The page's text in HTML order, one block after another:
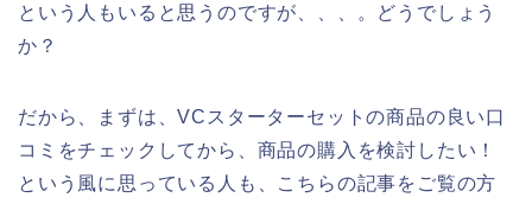
という人もいると思うのですが、、、。どうでしょう
か？
だから、まずは、VCスターターセットの商品の良い口
コミをチェックしてから、商品の購入を検討したい！
という風に思っている人も、こちらの記事をご覧の方